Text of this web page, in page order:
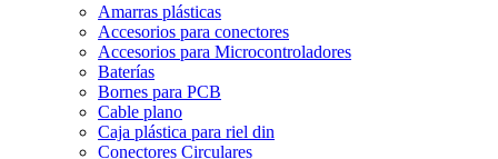
Amarras plásticas
Accesorios para conectores
Accesorios para Microcontroladores
Baterías
Bornes para PCB
Cable plano
Caja plástica para riel din
Conectores Circulares